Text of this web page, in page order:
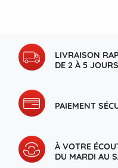
LIVRAISON
DE 2 À 5 JOURS
PAIEMENT
À VOTRE
DU MARDI AU